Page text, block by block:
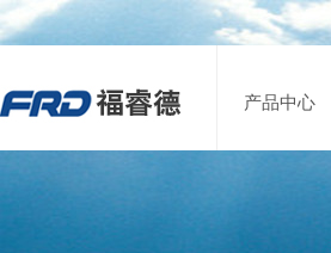
产品中心